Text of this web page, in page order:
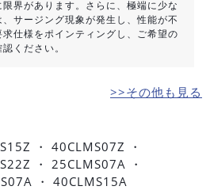
界があります。さらに、極端に少な
サージング現象が発生し、性能が不
仕様をポインティングし、ご希望の
認ください。
>>その他も見る
・ 40CLMS07Z ・
・ 25CLMS07A ・
・ 40CLMS15A